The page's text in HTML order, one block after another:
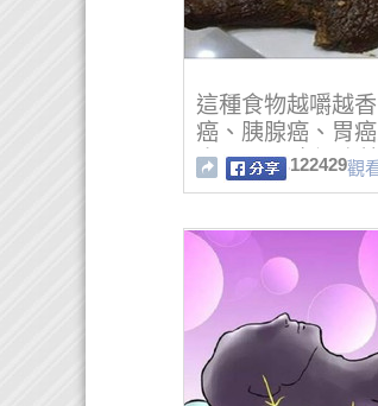
這種食物越嚼越
癌、胰腺癌、胃
人18％！癌細胞
來的!
122429觀